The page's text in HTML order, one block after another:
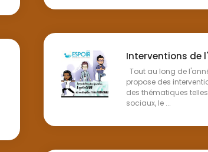
Interventions de
Tout au long de
propose des
des thématiques
sociaux, le ...